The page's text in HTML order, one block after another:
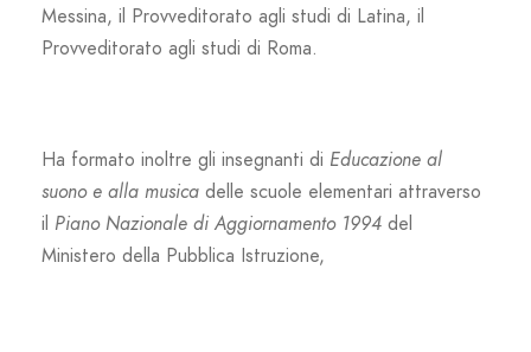
Messina, il Provveditorato agli studi di Latina, il
Provveditorato agli studi di Roma.
Ha formato inoltre gli insegnanti di Educazione al
suono e alla musica delle scuole elementari attraverso
il Piano Nazionale di Aggiornamento 1994 del
Ministero della Pubblica Istruzione,